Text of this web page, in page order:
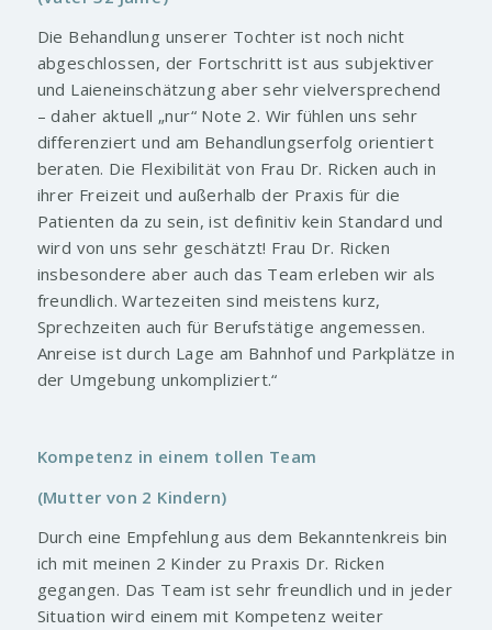
Die Behandlung unserer Tochter ist noch nicht
abgeschlossen, der Fortschritt ist aus subjektiver
und Laieneinschätzung aber sehr vielversprechend
– daher aktuell „nur“ Note 2. Wir fühlen uns sehr
differenziert und am Behandlungserfolg orientiert
beraten. Die Flexibilität von Frau Dr. Ricken auch in
ihrer Freizeit und außerhalb der Praxis für die
Patienten da zu sein, ist definitiv kein Standard und
wird von uns sehr geschätzt! Frau Dr. Ricken
insbesondere aber auch das Team erleben wir als
freundlich. Wartezeiten sind meistens kurz,
Sprechzeiten auch für Berufstätige angemessen.
Anreise ist durch Lage am Bahnhof und Parkplätze in
der Umgebung unkompliziert.“
Kompetenz in einem tollen Team
(Mutter von 2 Kindern)
Durch eine Empfehlung aus dem Bekanntenkreis bin
ich mit meinen 2 Kinder zu Praxis Dr. Ricken
gegangen. Das Team ist sehr freundlich und in jeder
Situation wird einem mit Kompetenz weiter